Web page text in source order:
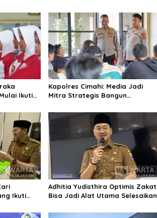
Ikuti
Kapolres Cimahi: Media Jadi
Mitra Strategis Bangun
Ikuti
Adhitia Yudisthira Optimis Zakat
Bisa Jadi Alat Utama Selesaikan